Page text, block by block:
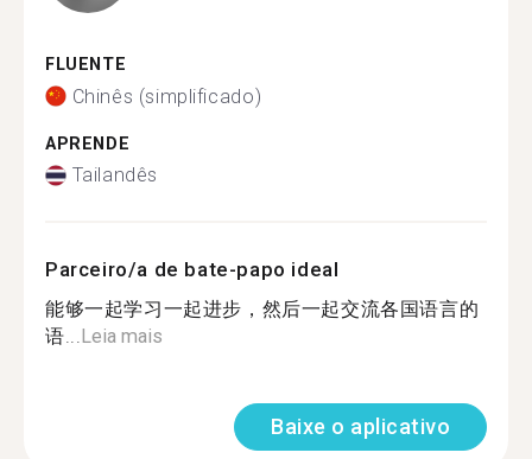
FLUENTE
Chinês (simplificado)
APRENDE
Tailandês
Parceiro/a de bate-papo ideal
能够一起学习一起进步，然后一起交流各国语言的
语...Leia mais
Baixe o aplicativo